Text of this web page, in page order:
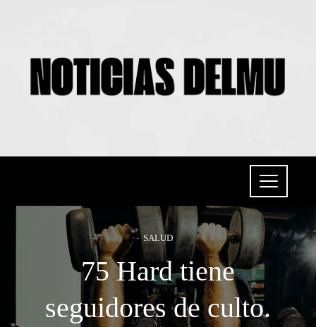
SALUD
75 Hard tiene
seguidores de culto.